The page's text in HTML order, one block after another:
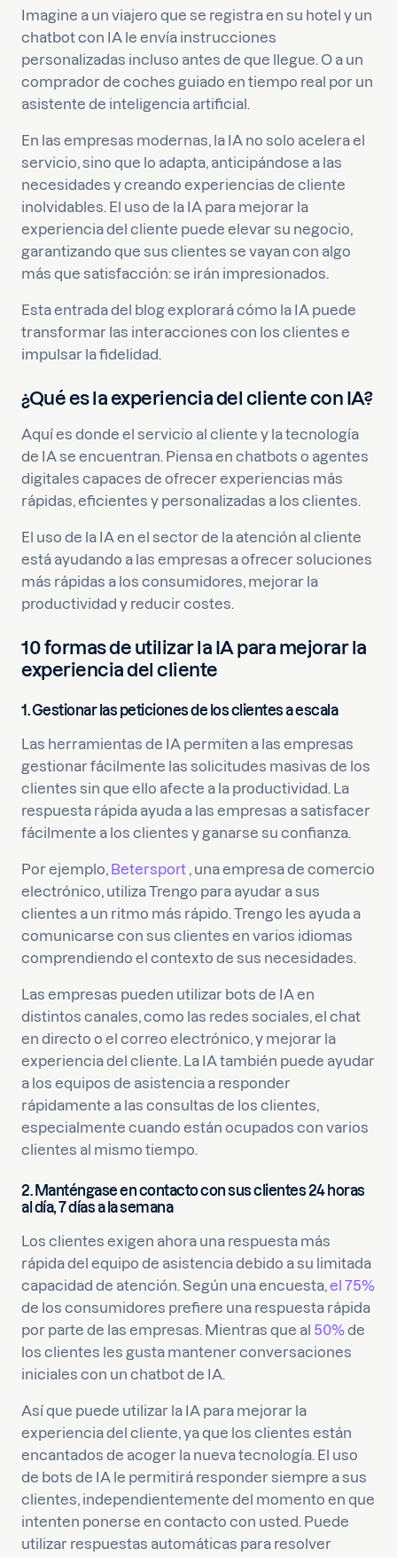
Imagine a un viajero que se registra en su hotel y un
chatbot con IA le envía instrucciones
personalizadas incluso antes de que llegue. O a un
comprador de coches guiado en tiempo real por un
asistente de inteligencia artificial.
En las empresas modernas, la IA no solo acelera el
servicio, sino que lo adapta, anticipándose a las
necesidades y creando experiencias de cliente
inolvidables. El uso de la IA para mejorar la
experiencia del cliente puede elevar su negocio,
garantizando que sus clientes se vayan con algo
más que satisfacción: se irán impresionados.
Esta entrada del blog explorará cómo la IA puede
transformar las interacciones con los clientes e
impulsar la fidelidad.
¿Qué es la experiencia del cliente con IA?
Aquí es donde el servicio al cliente y la tecnología
de IA se encuentran. Piensa en chatbots o agentes
digitales capaces de ofrecer experiencias más
rápidas, eficientes y personalizadas a los clientes.
El uso de la IA en el sector de la atención al cliente
está ayudando a las empresas a ofrecer soluciones
más rápidas a los consumidores, mejorar la
productividad y reducir costes.
10 formas de utilizar la IA para mejorar la
experiencia del cliente
1. Gestionar las peticiones de los clientes a escala
Las herramientas de IA permiten a las empresas
gestionar fácilmente las solicitudes masivas de los
clientes sin que ello afecte a la productividad. La
respuesta rápida ayuda a las empresas a satisfacer
fácilmente a los clientes y ganarse su confianza.
Por ejemplo, Betersport , una empresa de comercio
electrónico, utiliza Trengo para ayudar a sus
clientes a un ritmo más rápido. Trengo les ayuda a
comunicarse con sus clientes en varios idiomas
comprendiendo el contexto de sus necesidades.
Las empresas pueden utilizar bots de IA en
distintos canales, como las redes sociales, el chat
en directo o el correo electrónico, y mejorar la
experiencia del cliente. La IA también puede ayudar
a los equipos de asistencia a responder
rápidamente a las consultas de los clientes,
especialmente cuando están ocupados con varios
clientes al mismo tiempo.
2. Manténgase en contacto con sus clientes 24 horas
al día, 7 días a la semana
Los clientes exigen ahora una respuesta más
rápida del equipo de asistencia debido a su limitada
capacidad de atención. Según una encuesta,el 75%
de los consumidores prefiere una respuesta rápida
por parte de las empresas. Mientras que al 50%de
los clientes les gusta mantener conversaciones
iniciales con un chatbot de IA.
Así que puede utilizar la IA para mejorar la
experiencia del cliente, ya que los clientes están
encantados de acoger la nueva tecnología. El uso
de bots de IA le permitirá responder siempre a sus
clientes, independientemente del momento en que
intenten ponerse en contacto con usted. Puede
utilizar respuestas automáticas para resolver